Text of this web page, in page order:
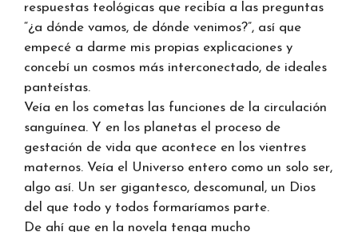
respuestas teológicas que recibía a las preguntas
“¿a dónde vamos, de dónde venimos?”, así que
empecé a darme mis propias explicaciones y
concebí un cosmos más interconectado, de ideales
panteístas.
Veía en los cometas las funciones de la circulación
sanguínea. Y en los planetas el proceso de
gestación de vida que acontece en los vientres
maternos. Veía el Universo entero como un solo ser,
algo así. Un ser gigantesco, descomunal, un Dios
del que todo y todos formaríamos parte.
De ahí que en la novela tenga mucho